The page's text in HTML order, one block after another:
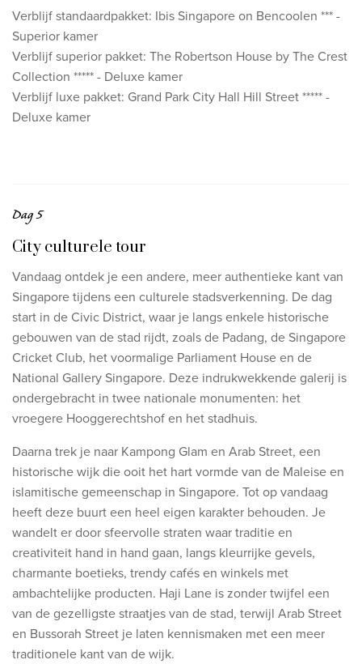
Verblijf standaardpakket: Ibis Singapore on Bencoolen *** -
Superior kamer
Verblijf superior pakket: The Robertson House by The Crest
Collection ***** - Deluxe kamer
Verblijf luxe pakket: Grand Park City Hall Hill Street ***** -
Deluxe kamer
Dag 5
City culturele tour
Vandaag ontdek je een andere, meer authentieke kant van
Singapore tijdens een culturele stadsverkenning. De dag
start in de Civic District, waar je langs enkele historische
gebouwen van de stad rijdt, zoals de Padang, de Singapore
Cricket Club, het voormalige Parliament House en de
National Gallery Singapore. Deze indrukwekkende galerij is
ondergebracht in twee nationale monumenten: het
vroegere Hooggerechtshof en het stadhuis.
Daarna trek je naar Kampong Glam en Arab Street, een
historische wijk die ooit het hart vormde van de Maleise en
islamitische gemeenschap in Singapore. Tot op vandaag
heeft deze buurt een heel eigen karakter behouden. Je
wandelt er door sfeervolle straten waar traditie en
creativiteit hand in hand gaan, langs kleurrijke gevels,
charmante boetieks, trendy cafés en winkels met
ambachtelijke producten. Haji Lane is zonder twijfel een
van de gezelligste straatjes van de stad, terwijl Arab Street
en Bussorah Street je laten kennismaken met een meer
traditionele kant van de wijk.